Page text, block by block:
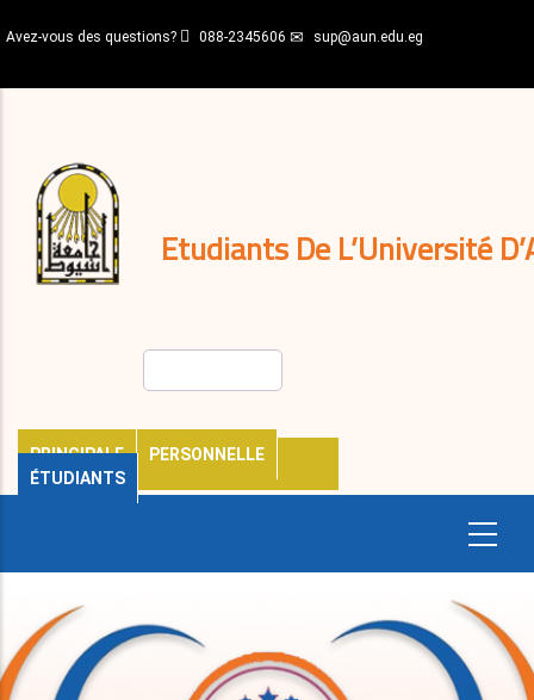
au
principal
Avez-vous des questions? 088-2345606 sup@aun.edu.eg
Etudiants De L’Université
PRINCIPALE
PERSONNELLE
ÉTUDIANTS
décisions
Expatriés
Journal